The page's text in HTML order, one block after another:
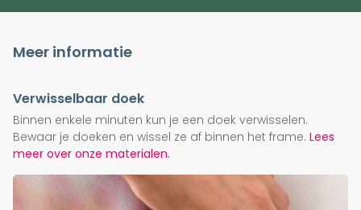
Meer informatie
Verwisselbaar doek
Binnen enkele minuten kun je een doek verwisselen.
Bewaar je doeken en wissel ze af binnen het frame. Lees
meer over onze materialen.